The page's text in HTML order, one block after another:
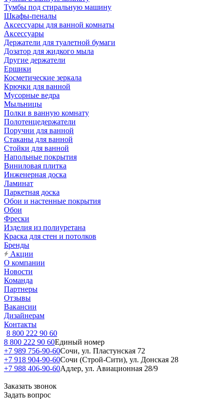
Тумбы под стиральную машину
Шкафы-пеналы
Аксессуары для ванной комнаты
Аксессуары
Держатели для туалетной бумаги
Дозатор для жидкого мыла
Другие держатели
Ершики
Косметические зеркала
Крючки для ванной
Мусорные ведра
Мыльницы
Полки в ванную комнату
Полотенцедержатели
Поручни для ванной
Стаканы для ванной
Стойки для ванной
Напольные покрытия
Виниловая плитка
Инженерная доска
Ламинат
Паркетная доска
Обои и настенные покрытия
Обои
Фрески
Изделия из полиуретана
Краска для стен и потолков
Бренды
Акции
О компании
Новости
Команда
Партнеры
Отзывы
Вакансии
Дизайнерам
Контакты
8 800 222 90 60
8 800 222 90 60Единый номер
+7 989 756-90-60Сочи, ул. Пластунская 72
+7 918 904-90-60Сочи (Строй-Сити), ул. Донская 28
+7 988 406-90-60Адлер, ул. Авиационная 28/9
Заказать звонок
Задать вопрос